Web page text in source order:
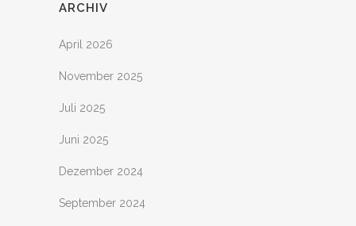
ARCHIV
April 2026
November 2025
Juli 2025
Juni 2025
Dezember 2024
September 2024